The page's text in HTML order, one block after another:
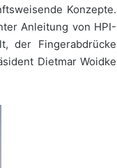
Konzepte.
Anleitung von HPI-
der Fingerabdrücke
Dietmar Woidke